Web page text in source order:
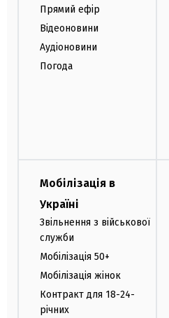
Прямий ефір
Відеоновини
Аудіоновини
Погода
Мобілізація в
Україні
Звільнення з військової
служби
Мобілізація 50+
Мобілізація жінок
Контракт для 18-24-
річних